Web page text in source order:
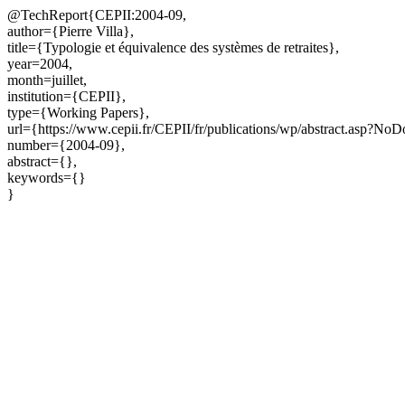
@TechReport{CEPII:2004-09,
author={Pierre Villa},
title={Typologie et équivalence des systèmes de retraites},
year=2004,
month=juillet,
institution={CEPII},
type={Working Papers},
url={https://www.cepii.fr/CEPII/fr/publications/wp/
number={2004-09},
abstract={},
keywords={}
}